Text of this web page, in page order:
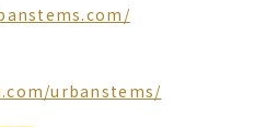
urbanstems/